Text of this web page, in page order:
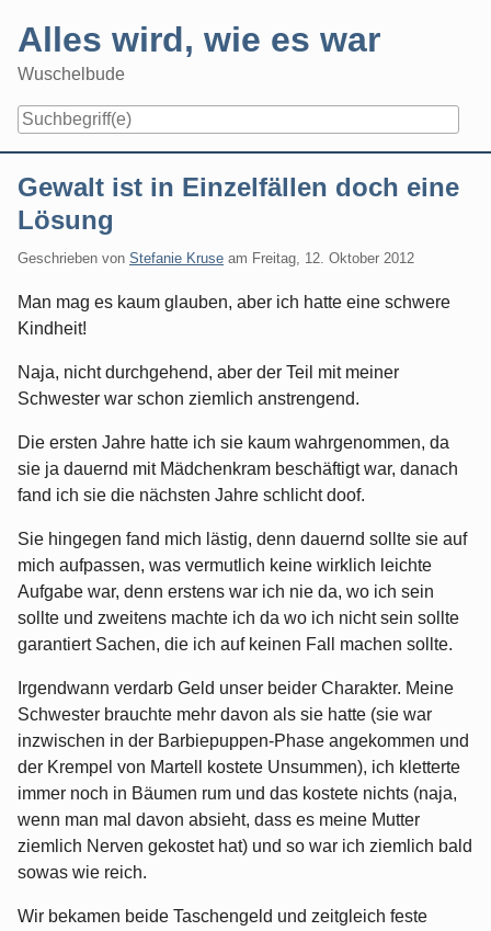
content
Alles wird, wie es war
Wuschelbude
Gewalt ist in Einzelfällen doch eine
Lösung
Geschrieben von Stefanie Kruse am Freitag, 12. Oktober 2012
Man mag es kaum glauben, aber ich hatte eine schwere
Kindheit!
Naja, nicht durchgehend, aber der Teil mit meiner
Schwester war schon ziemlich anstrengend.
Die ersten Jahre hatte ich sie kaum wahrgenommen, da
sie ja dauernd mit Mädchenkram beschäftigt war, danach
fand ich sie die nächsten Jahre schlicht doof.
Sie hingegen fand mich lästig, denn dauernd sollte sie auf
mich aufpassen, was vermutlich keine wirklich leichte
Aufgabe war, denn erstens war ich nie da, wo ich sein
sollte und zweitens machte ich da wo ich nicht sein sollte
garantiert Sachen, die ich auf keinen Fall machen sollte.
Irgendwann verdarb Geld unser beider Charakter. Meine
Schwester brauchte mehr davon als sie hatte (sie war
inzwischen in der Barbiepuppen-Phase angekommen und
der Krempel von Martell kostete Unsummen), ich kletterte
immer noch in Bäumen rum und das kostete nichts (naja,
wenn man mal davon absieht, dass es meine Mutter
ziemlich Nerven gekostet hat) und so war ich ziemlich bald
sowas wie reich.
Wir bekamen beide Taschengeld und zeitgleich feste